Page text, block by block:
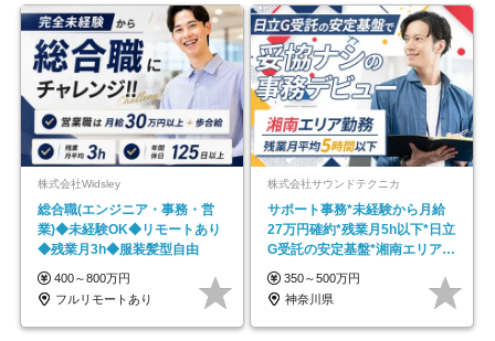
株式会社Widsley
総合職(エンジニア・事務・営
業)◆未経験OK◆リモートあり
◆残業月3h◆服装髪型自由
400～800万円
フルリモートあり
株式会社サウンドテクニカ
サポート事務*未経験から月給
27万円確約*残業月5h以下*日立
G受託の安定基盤*湘南エリア勤
務
350～500万円
神奈川県